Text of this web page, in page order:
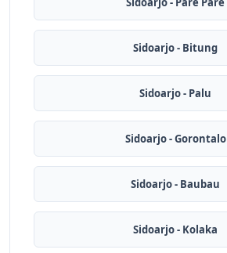
Sidoarjo - Bitung
Sidoarjo - Palu
Sidoarjo - Gorontalo
Sidoarjo - Baubau
Sidoarjo - Kolaka